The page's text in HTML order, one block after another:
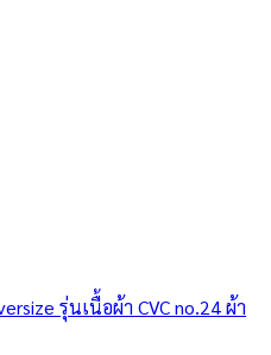
รุ่นเนื้อผ้า CVC no.24 ผ้า